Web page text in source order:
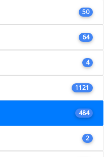
50
64
4
1121
484
2